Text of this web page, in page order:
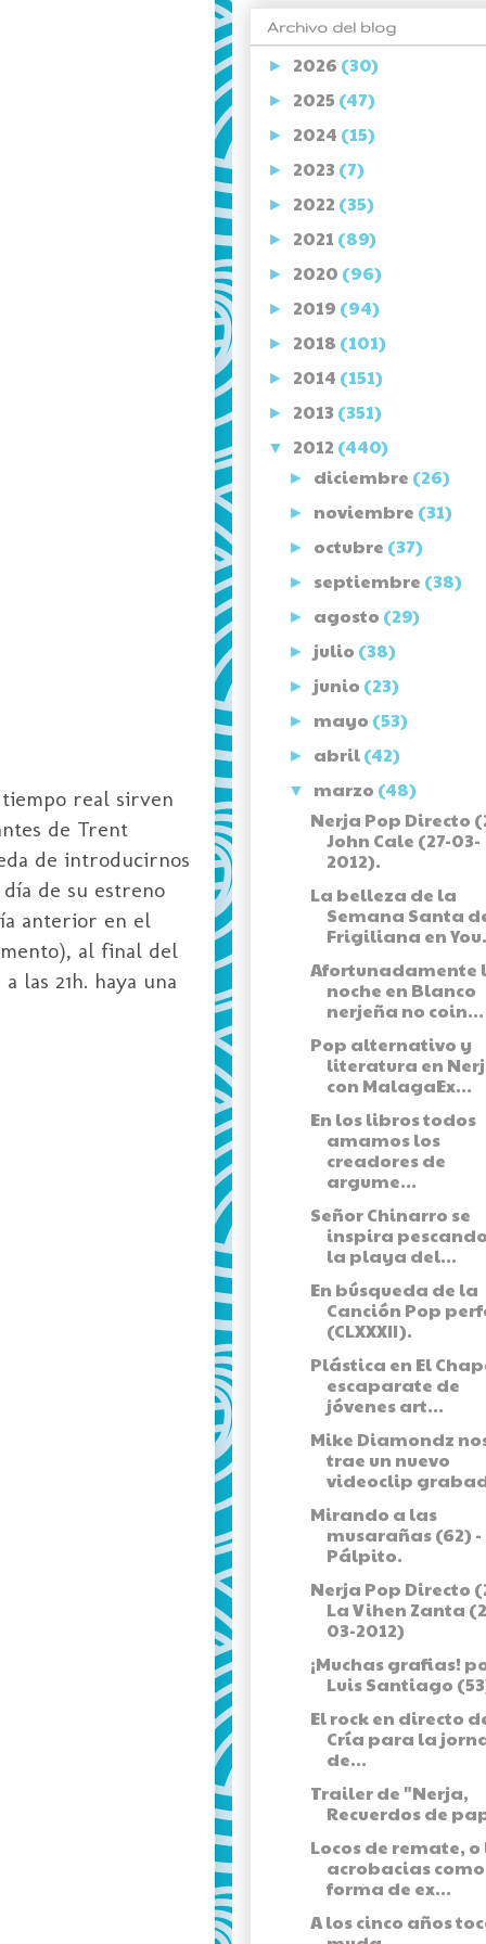
tiempo real sirven
de Trent
de introducirnos
de su estreno
anterior en el
al final del
las 21h. haya una
Archivo del blog
► 2026 (30)
► 2025 (47)
► 2024 (15)
► 2023 (7)
► 2022 (35)
► 2021 (89)
► 2020 (96)
► 2019 (94)
► 2018 (101)
► 2014 (151)
► 2013 (351)
▼ 2012 (440)
► diciembre (26)
► noviembre (31)
► octubre (37)
► septiembre (38)
► agosto (29)
► julio (38)
► junio (23)
► mayo (53)
► abril(42)
▼ marzo (48)
Nerja Pop Directo
John Cale (27-03-
2012).
La belleza de la
Semana Santa
Frigiliana en
Afortunadamente
noche en Blanco
nerjeña no coin...
Pop alternativo y
literatura en
con MalagaEx...
En los libros todos
amamos los
creadores de
argume...
Señor Chinarro se
inspira
la playa del...
En búsqueda de la
Canción Pop
(CLXXXII).
Plástica en El
escaparate de
jóvenes art...
Mike Diamondz
trae un nuevo
videoclip
Mirando a las
musarañas (62) -
Pálpito.
Nerja Pop Directo
La Vihen Zanta
03-2012)
¡Muchas grafias!
Luis Santiago
El rock en directo
Cría para la
de...
Trailer de "Nerja,
Recuerdos de
Locos de remate, o
acrobacias como
forma de ex...
A los cinco años